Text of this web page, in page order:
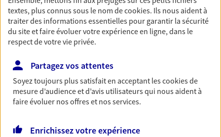
Découvrir l'offre Garantie Accidents de la Vie
OBTENIR UN TARIF EN LIGNE
Multirisque Entreprise
Gagnez en simplicité et en sérénité avec votre
assurance multirisque entreprise. Un contrat
unique pour protéger vos locaux, matériels pro,
responsabilité civile.
textes, plus connus sous le nom decookies. Ils nous aident à
traiter des informations essentielles pour garantir la sécurité
du site et faire évoluer votre expérience en ligne, dans le
respect de votre vie privée.
Partagez vos attentes
Soyez toujours plus satisfait en acceptant lescookiesde
mesure d’audience et d’avis utilisateurs qui nous aident à
faire évoluer nos offres et nos services.
Enrichissez votre expérience